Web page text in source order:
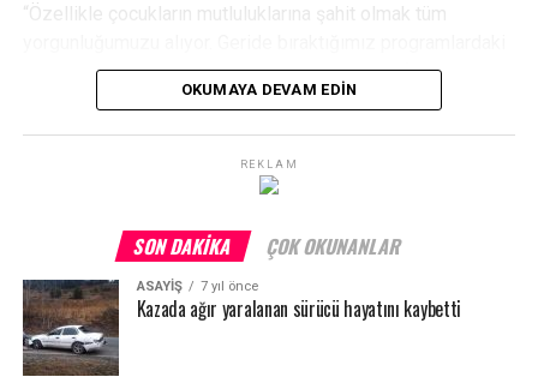
“Özellikle çocukların mutluluklarına şahit olmak tüm
yoğunluk ve canlılık görülmeye değerdi. Bu haftasonu
etkinliklerimizi nihayete erdireceğiz. Birlik ve beraberlik
içerisinde bizlerle birlikte bu organizasyona katılan
hemşerilerimize ve emeği geçen tüm arkadaşlarımıza
teşekkür ediyorum” diye konuştu.
OKUMAYA DEVAM EDIN
REKLAM
SON DAKIKA ÇOK OKUNANLAR
ASAYİŞ 7 yıl önce
Kazada ağır yaralanan sürücü hayatını kaybetti